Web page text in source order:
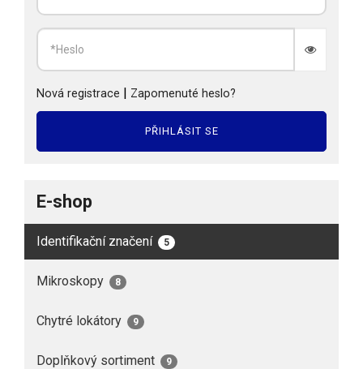
Nová registrace | Zapomenuté heslo?
PŘIHLÁSIT SE
E-shop
Identifikační značení 5
Mikroskopy 8
Chytré lokátory 9
Doplňkový sortiment 9